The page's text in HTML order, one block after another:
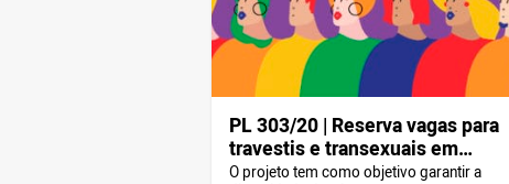
PL 303/20 | Reserva vagas para
travestis e transexuais em
empresas privadas que recebem
O projeto tem como objetivo garantir a